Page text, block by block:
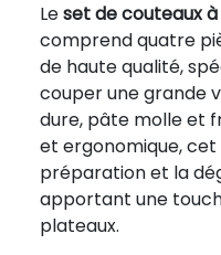
Leset de couteaux
comprend quatre
de haute qualité,
couper une grande
dure, pâte molle et
et ergonomique,
préparation et la
apportant une
plateaux.